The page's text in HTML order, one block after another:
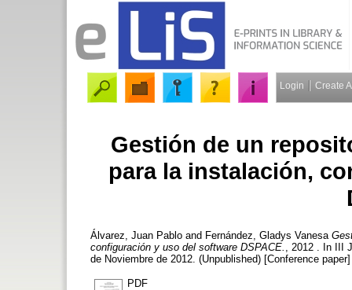
Login Create
Gestión de un
para la instalación,
Álvarez, Juan Pablo and Fernández, Gladys Vanesa
configuración y uso del software DSPACE.
, 2012 . In III
de Noviembre de 2012. (Unpublished) [Conference paper]
PDF